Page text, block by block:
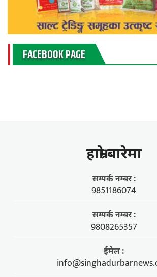
FACEBOOK PAGE
हाम्राे बारेमा
सम्पर्क नम्बर :
9851186074
सम्पर्क नम्बर :
9808265357
ईमेल :